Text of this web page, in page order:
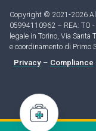
Copyright © 2021-2026
05994110962 – REA: TO
legale in Torino, Via
e coordinamento di Primo
Privacy– Compliance